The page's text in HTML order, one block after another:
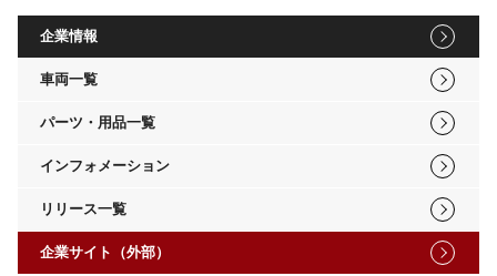
企業情報
車両一覧
パーツ・用品一覧
インフォメーション
リリース一覧
企業サイト（外部）